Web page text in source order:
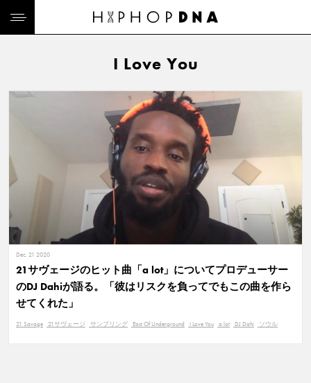
I Love You
Dec. 21 2020
21サヴェージのヒット曲「a lot」についてプロデューサー
のDJ Dahiが語る。「彼はリスクを負ってでもこの曲を作ら
せてくれた」
21 Savage 21サヴェージ サンプリング East Of Underground I Love You a lot DJ Dahi ソウル